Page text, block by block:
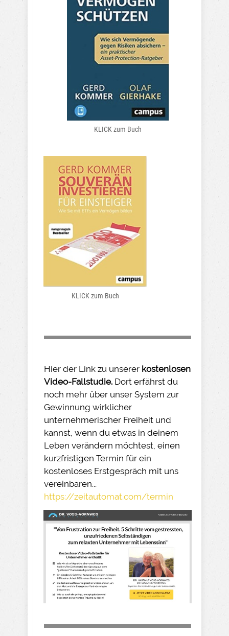
KLICK zum Buch
KLICK zum Buch
Hier der Link zu unserer kostenlosen
Video-Fallstudie. Dort erfährst du
noch mehr über unser System zur
Gewinnung wirklicher
unternehmerischer Freiheit und
kannst, wenn du etwas in deinem
Leben verändern möchtest, einen
kurzfristigen Termin für ein
kostenloses Erstgespräch mit uns
vereinbaren...
https://zeitautomat.com/termin